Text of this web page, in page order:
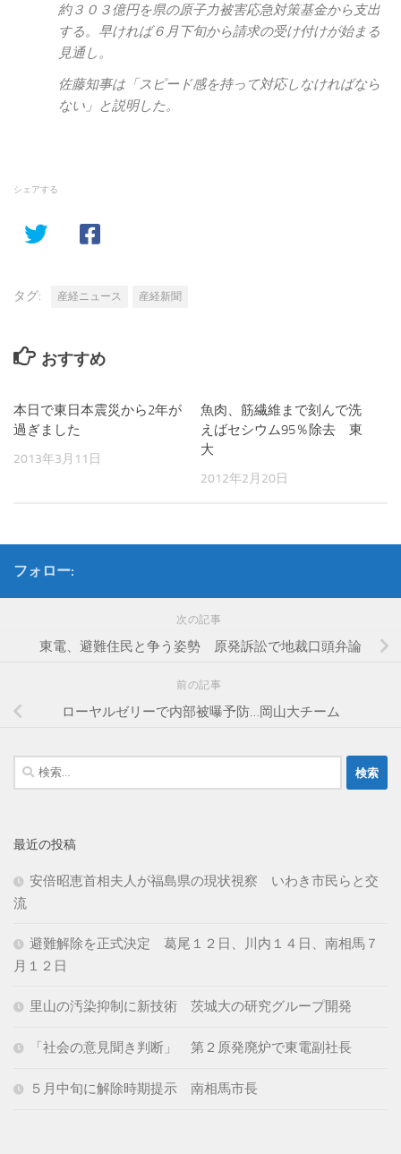
約３０３億円を県の原子力被害応急対策基金から支出
する。早ければ６月下旬から請求の受け付けが始まる
見通し。
佐藤知事は「スピード感を持って対応しなければなら
ない」と説明した。
シェアする
タグ: 産経ニュース 産経新聞
おすすめ
本日で東日本震災から2年が
過ぎました
2013年3月11日
魚肉、筋繊維まで刻んで洗
えばセシウム95％除去 東
大
2012年2月20日
フォロー:
次の記事
東電、避難住民と争う姿勢 原発訴訟で地裁口頭弁論
前の記事
ローヤルゼリーで内部被曝予防…岡山大チーム
検
索:
最近の投稿
安倍昭恵首相夫人が福島県の現状視察 いわき市民らと交
流
避難解除を正式決定 葛尾１２日、川内１４日、南相馬７
月１２日
里山の汚染抑制に新技術 茨城大の研究グループ開発
「社会の意見聞き判断」 第２原発廃炉で東電副社長
５月中旬に解除時期提示 南相馬市長